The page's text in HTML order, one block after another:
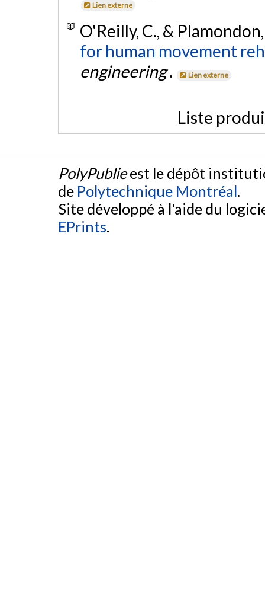
Lien externe
O'Reilly, C., &
for human movement
engineering. Lien externe
Liste
PolyPublieest le dépôt
de Polytechnique Montréal.
Site développé à l'aide du
EPrints.